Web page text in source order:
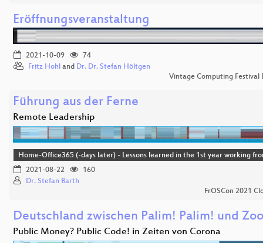
Eröffnungsveranstaltung
2021-10-09
74
Fritz Hohl and Dr. Dr. Stefan Höltgen
Vintage Computing Festival
Führung aus der Ferne
Remote Leadership
Home-Office365 (-days later) - Lessons learned in the 1st year working
2021-08-22
160
Dr. Stefan Barth
FrOSCon 2021
Deutschland zwischen Palim! Palim! und
Public Money? Public Code! in Zeiten von Corona